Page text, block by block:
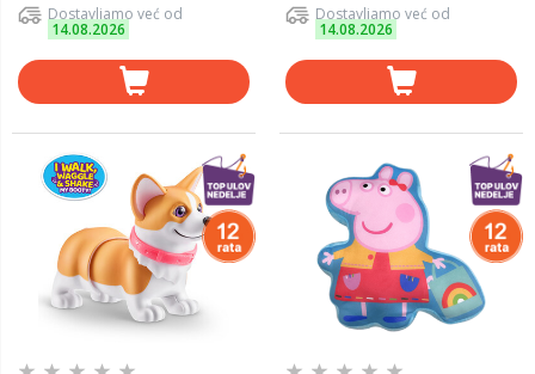
Dostavljamo već od
14.08.2026
Dostavljamo već od
14.08.2026